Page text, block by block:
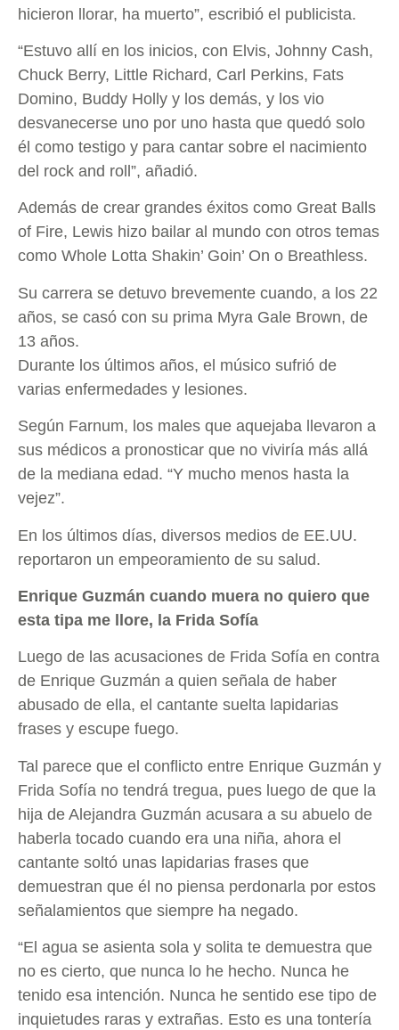
hicieron llorar, ha muerto”, escribió el publicista.
“Estuvo allí en los inicios, con Elvis, Johnny Cash,
Chuck Berry, Little Richard, Carl Perkins, Fats
Domino, Buddy Holly y los demás, y los vio
desvanecerse uno por uno hasta que quedó solo
él como testigo y para cantar sobre el nacimiento
del rock and roll”, añadió.
Además de crear grandes éxitos como Great Balls
of Fire, Lewis hizo bailar al mundo con otros temas
como Whole Lotta Shakin’ Goin’ On o Breathless.
Su carrera se detuvo brevemente cuando, a los 22
años, se casó con su prima Myra Gale Brown, de
13 años.
Durante los últimos años, el músico sufrió de
varias enfermedades y lesiones.
Según Farnum, los males que aquejaba llevaron a
sus médicos a pronosticar que no viviría más allá
de la mediana edad. “Y mucho menos hasta la
vejez”.
En los últimos días, diversos medios de EE.UU.
reportaron un empeoramiento de su salud.
Enrique Guzmán cuando muera no quiero que
esta tipa me llore, la Frida Sofía
Luego de las acusaciones de Frida Sofía en contra
de Enrique Guzmán a quien señala de haber
abusado de ella, el cantante suelta lapidarias
frases y escupe fuego.
Tal parece que el conflicto entre Enrique Guzmán y
Frida Sofía no tendrá tregua, pues luego de que la
hija de Alejandra Guzmán acusara a su abuelo de
haberla tocado cuando era una niña, ahora el
cantante soltó unas lapidarias frases que
demuestran que él no piensa perdonarla por estos
señalamientos que siempre ha negado.
“El agua se asienta sola y solita te demuestra que
no es cierto, que nunca lo he hecho. Nunca he
tenido esa intención. Nunca he sentido ese tipo de
inquietudes raras y extrañas. Esto es una tontería